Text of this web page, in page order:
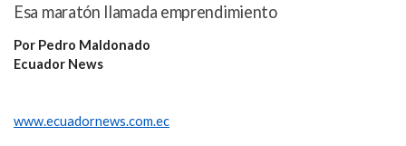
Esa maratón llamada emprendimiento
Por Pedro Maldonado
Ecuador News
www.ecuadornews.com.ec